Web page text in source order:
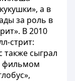
а в
за роль в
В 2010
стрит:
также сыграл
фильмом